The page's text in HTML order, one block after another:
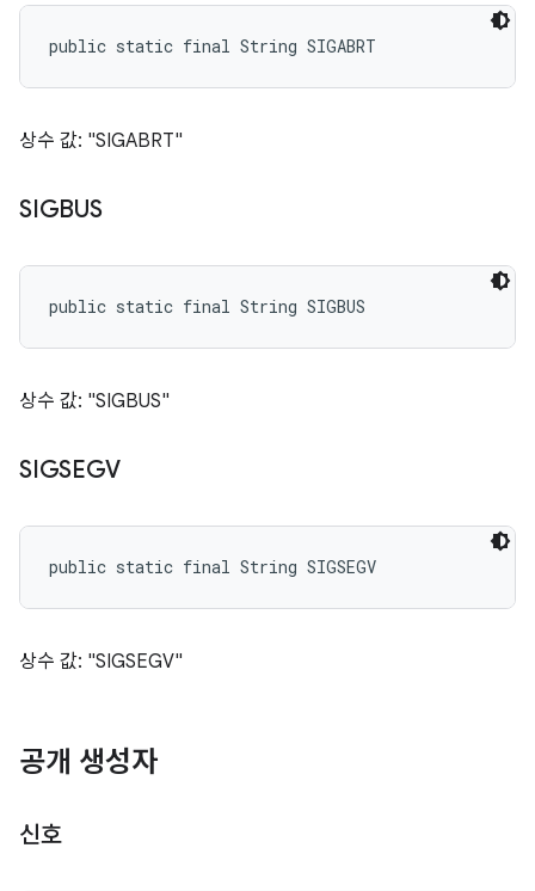
public static final String SIGABRT
상수 값: "SIGABRT"
SIGBUS
public static final String SIGBUS
상수 값: "SIGBUS"
SIGSEGV
public static final String SIGSEGV
상수 값: "SIGSEGV"
공개 생성자
신호